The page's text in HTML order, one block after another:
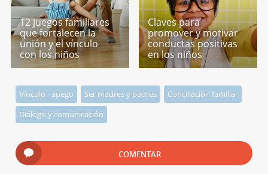
12 juegos familiares
que fortalecen la
unión y el vínculo
con los niños
Claves para
promover y motivar
conductas positivas
en los niños
Vínculo - apego Ser madres y padres
Conciliación familiar
Diálogo y comunicación
COMENTAR